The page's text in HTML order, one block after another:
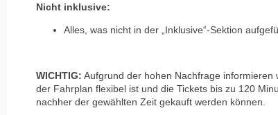
Nicht inklusive:
Alles, was nicht in der „Inklusive“-Sektion
WICHTIG: Aufgrund der hohen Nachfrage informieren
der Fahrplan flexibel ist und die Tickets bis zu 120
nachher der gewählten Zeit gekauft werden können.